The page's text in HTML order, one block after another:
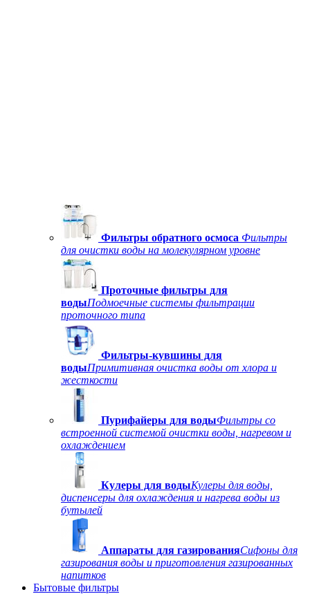
Фильтры обратного осмоса Фильтры
для очистки воды на молекулярном уровне
Проточные фильтры для
водыПодмоечные системы фильтрации
проточного типа
Фильтры-кувшины для
водыПримитивная очистка воды от хлора и
жесткости
Пурифайеры для водыФильтры со
встроенной системой очистки воды, нагревом и
охлаждением
Кулеры для водыКулеры для воды,
диспенсеры для охлаждения и нагрева воды из
бутылей
Аппараты для газированияСифоны для
газирования воды и приготовления газированных
напитков
Бытовые фильтры